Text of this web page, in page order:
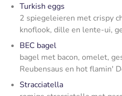
Turkish eggs
2 spiegeleieren met crispy
knoflook, dille en lente-ui,
BEC bagel
bagel met bacon, omelet,
Reubensaus en hot flamin'
Stracciatella